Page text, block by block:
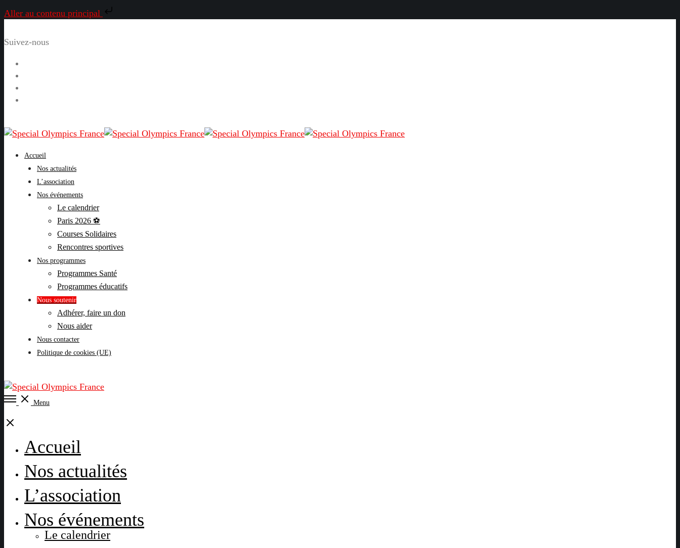
Aller au contenu principal
Suivez-nous
Accueil
Nos actualités
L’association
Nos événements
Le calendrier
Paris 2026 ⚽
Courses Solidaires
Rencontres sportives
Nos programmes
Programmes Santé
Programmes éducatifs
Nous soutenir
Adhérer, faire un don
Nous aider
Nous contacter
Politique de cookies (UE)
Open
Menu
Close
Accueil
Nos actualités
L’association
Nos événements
Le calendrier